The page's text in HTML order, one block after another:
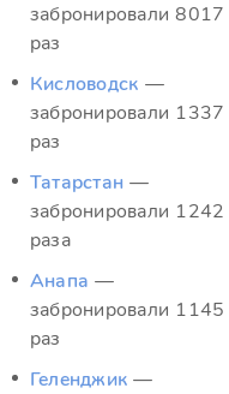
забронировали 8017
раз
Кисловодск —
забронировали 1337
раз
Татарстан —
забронировали 1242
раза
Анапа —
забронировали 1145
раз
Геленджик —